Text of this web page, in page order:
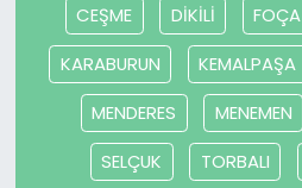
CEŞME
DİKİLİ FOÇA
KARABURUN
KEMALPAŞA
MENDERES
MENEMEN
SELÇUK
TORBALI